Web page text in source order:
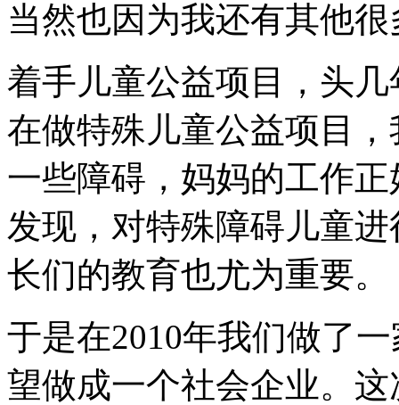
当然也因为我还有其他
着手儿童公益项目，头
在做特殊儿童公益项目
一些障碍，妈妈的工作
发现，对特殊障碍儿童
长们的教育也尤为重要。
于是在2010年我们做了
望做成一个社会企业。